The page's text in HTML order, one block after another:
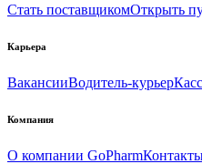
Стать поставщикомОткрыть
Карьера
ВакансииВодитель-курьер
Компания
О компании GoPharm